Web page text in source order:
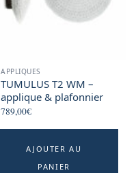
APPLIQUES
TUMULUS T2 WM –
applique & plafonnier
789,00€
AJOUTER AU
PANIER